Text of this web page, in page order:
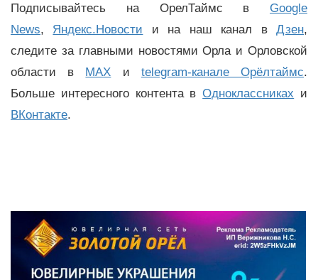
Подписывайтесь на ОрелТаймс в Google
News, Яндекс.Новости и на наш канал вДзен,
следите за главными новостями Орла и Орловской
области в MAX и telegram-канале Орёлтаймс.
Больше интересного контента вОдноклассниках и
ВКонтакте.